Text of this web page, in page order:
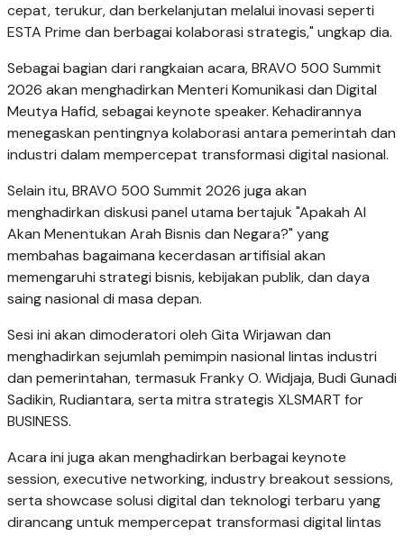
cepat, terukur, dan berkelanjutan melalui inovasi seperti
ESTA Prime dan berbagai kolaborasi strategis," ungkap dia.
Sebagai bagian dari rangkaian acara, BRAVO 500 Summit
2026 akan menghadirkan Menteri Komunikasi dan Digital
Meutya Hafid, sebagai keynote speaker. Kehadirannya
menegaskan pentingnya kolaborasi antara pemerintah dan
industri dalam mempercepat transformasi digital nasional.
Selain itu, BRAVO 500 Summit 2026 juga akan
menghadirkan diskusi panel utama bertajuk "Apakah AI
Akan Menentukan Arah Bisnis dan Negara?" yang
membahas bagaimana kecerdasan artifisial akan
memengaruhi strategi bisnis, kebijakan publik, dan daya
saing nasional di masa depan.
Sesi ini akan dimoderatori oleh Gita Wirjawan dan
menghadirkan sejumlah pemimpin nasional lintas industri
dan pemerintahan, termasuk Franky O. Widjaja, Budi Gunadi
Sadikin, Rudiantara, serta mitra strategis XLSMART for
BUSINESS.
Acara ini juga akan menghadirkan berbagai keynote
session, executive networking, industry breakout sessions,
serta showcase solusi digital dan teknologi terbaru yang
dirancang untuk mempercepat transformasi digital lintas